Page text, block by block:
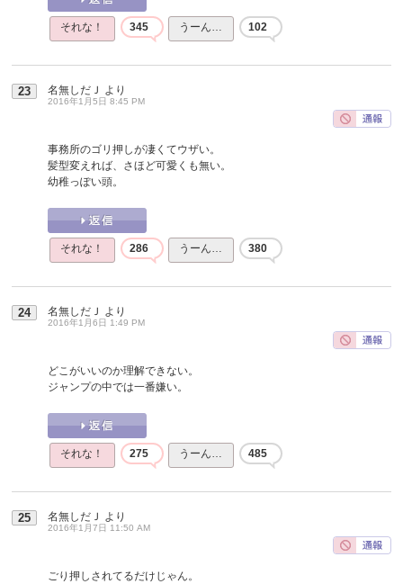
それな！ 345 うーん… 102
23 名無しだＪ より
2016年1月5日 8:45 PM
事務所のゴリ押しが凄くてウザい。
髪型変えれば、さほど可愛くも無い。
幼稚っぽい頭。
それな！ 286 うーん… 380
24 名無しだＪ より
2016年1月6日 1:49 PM
どこがいいのか理解できない。
ジャンプの中では一番嫌い。
それな！ 275 うーん… 485
25 名無しだＪ より
2016年1月7日 11:50 AM
ごり押しされてるだけじゃん。